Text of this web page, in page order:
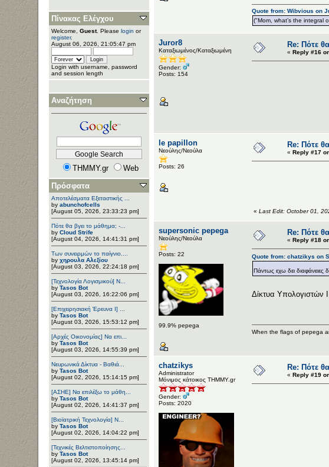
Πίνακας Ελέγχου
Welcome, Guest. Please login or
register.
August 06, 2026, 21:05:47 pm
Login with username, password
and session length
Αναζήτηση
THMMY.gr
Web
Πρόσφατα
Αποτελέσματα Εξεταστικής ...
by abunchofcells
[August 05, 2026, 23:33:23 pm]
Πότε θα βγει το μάθημα; -...
by Cloud Strife
[August 04, 2026, 14:41:31 pm]
Των συνειρμών το παίγνιο....
by χηρουλα Αλεξίου
[August 03, 2026, 22:24:18 pm]
[Τεχνολογία Λογισμικού] Ν...
by Tasos Bot
[August 03, 2026, 16:22:06 pm]
[Επιχειρησιακή Έρευνα Ι] ...
by Tasos Bot
[August 03, 2026, 15:53:12 pm]
[Αρχές Οικονομίας] Να επι...
by Tasos Bot
[August 03, 2026, 14:55:39 pm]
Νευρωνικά Δίκτυα - Βαθιά...
by Tasos Bot
[August 02, 2026, 15:14:15 pm]
[ΑΣΗΕ] Να επιλέξω το μάθη...
by Tasos Bot
[August 02, 2026, 14:41:37 pm]
[Βιοϊατρική Τεχνολογία] Ν...
by Tasos Bot
[August 02, 2026, 14:04:22 pm]
[Τεχνικές Βελτιστοποίησης...
by Tasos Bot
[August 02, 2026, 13:45:14 pm]
Quote from: Wibvious on
("Mom, what’s the integral
Juror8
Καταξιωμένος/Καταξιωμένη
Gender:
Posts: 154
Re: Πότε
« Reply #16
le papillon
Νεούλης/Νεούλα
Posts: 26
Re: Πότε
« Reply #17
« Last Edit: October 01,
supersonic pepega
Νεούλης/Νεούλα
Posts: 22
99.9% pepega
Re: Πότε
« Reply #18
Quote from: chatzikys on
Πάντως εχω δει διαφάνειες
Δίκτυα Υπολογιστών
When the flags of pepega
chatzikys
Administrator
Μόνιμος κάτοικος ΤΗΜΜΥ.gr
Gender:
Posts: 2020
Re: Πότε
« Reply #19